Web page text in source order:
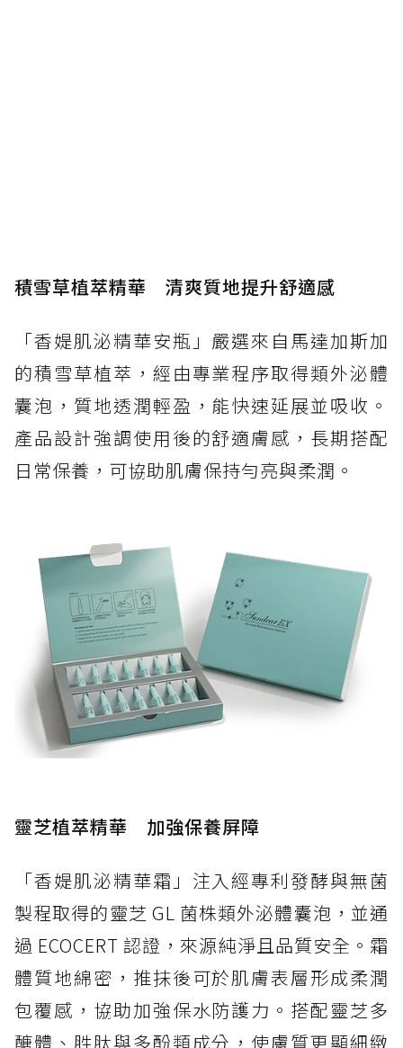
積雪草植萃精華 清爽質地提升舒適感
「香媞肌泌精華安瓶」嚴選來自馬達加斯加
的積雪草植萃，經由專業程序取得類外泌體
囊泡，質地透潤輕盈，能快速延展並吸收。
產品設計強調使用後的舒適膚感，長期搭配
日常保養，可協助肌膚保持勻亮與柔潤。
靈芝植萃精華 加強保養屏障
「香媞肌泌精華霜」注入經專利發酵與無菌
製程取得的靈芝 GL 菌株類外泌體囊泡，並通
過 ECOCERT 認證，來源純淨且品質安全。霜
體質地綿密，推抹後可於肌膚表層形成柔潤
包覆感，協助加強保水防護力。搭配靈芝多
醣體、胜肽與多酚類成分，使膚質更顯細緻